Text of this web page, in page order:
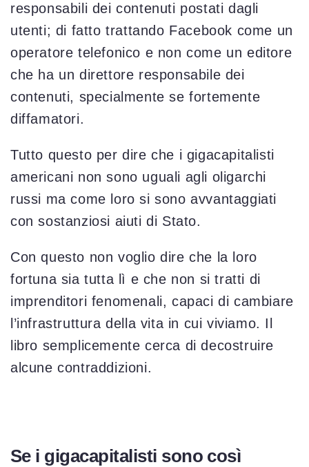
responsabili dei contenuti postati dagli
utenti; di fatto trattando Facebook come un
operatore telefonico e non come un editore
che ha un direttore responsabile dei
contenuti, specialmente se fortemente
diffamatori.
Tutto questo per dire che i gigacapitalisti
americani non sono uguali agli oligarchi
russi ma come loro si sono avvantaggiati
con sostanziosi aiuti di Stato.
Con questo non voglio dire che la loro
fortuna sia tutta lì e che non si tratti di
imprenditori fenomenali, capaci di cambiare
l’infrastruttura della vita in cui viviamo. Il
libro semplicemente cerca di decostruire
alcune contraddizioni.
Se i gigacapitalisti sono così